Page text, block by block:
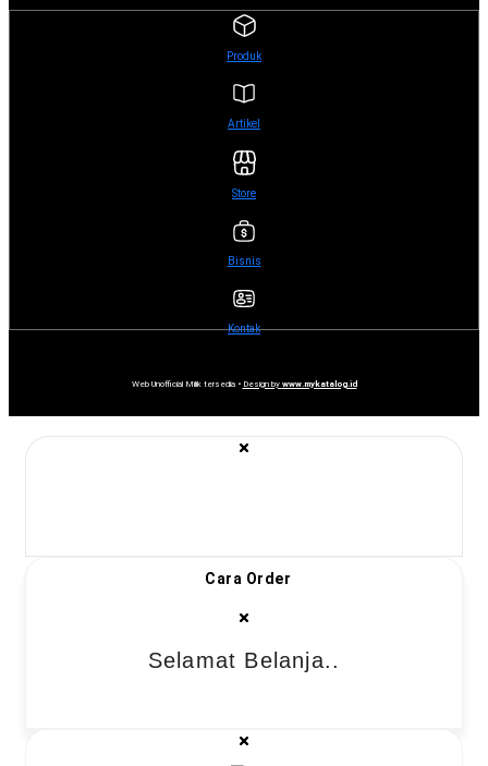
Produk
Artikel
Store
Bisnis
Kontak
Web Unofficial Milik tersedia • Design by www.mykatalog.id
Cara Order
Selamat Belanja..